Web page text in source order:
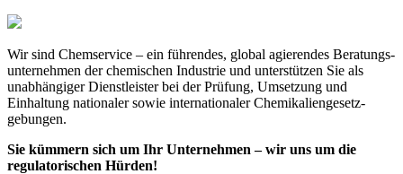
Wir sind Chemservice – ein führendes, global agierendes Beratungs­
unternehmen der chemischen Industrie und unterstützen Sie als
unabhängiger Dienst­leister bei der Prüfung, Umsetzung und
Einhaltung nationaler sowie inter­nationaler Chemikalien­gesetz­
gebungen.
Sie kümmern sich um Ihr Unternehmen – wir uns um die
regulatorischen Hürden!